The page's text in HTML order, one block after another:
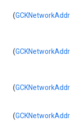
(
(
(
(